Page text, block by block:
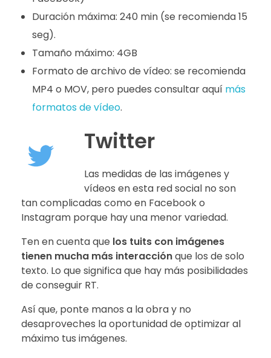
Duración máxima: 240 min (se recomienda 15
seg).
Tamaño máximo: 4GB
Formato de archivo de vídeo: se recomienda
MP4 o MOV, pero puedes consultar aquí más
formatos de vídeo.
Twitter
Las medidas de las imágenes y
vídeos en esta red social no son
tan complicadas como en Facebook o
Instagram porque hay una menor variedad.
Ten en cuenta que los tuits con imágenes
tienen mucha más interacciónque los de solo
texto. Lo que significa que hay más posibilidades
de conseguir RT.
Así que, ponte manos a la obra y no
desaproveches la oportunidad de optimizar al
máximo tus imágenes.